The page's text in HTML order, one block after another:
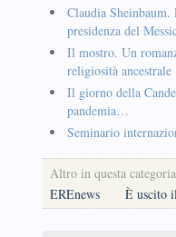
Claudia
presidenza del
Il mostro. Un
religiosità ancestrale
Il giorno della
pandemia…
Seminario
Altro in questa
EREnews
È uscito